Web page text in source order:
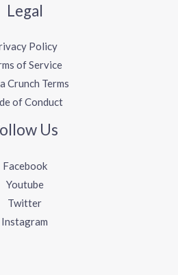
Legal
Policy
of Service
Crunch Terms
of Conduct
Us
Facebook
Youtube
Twitter
Instagram